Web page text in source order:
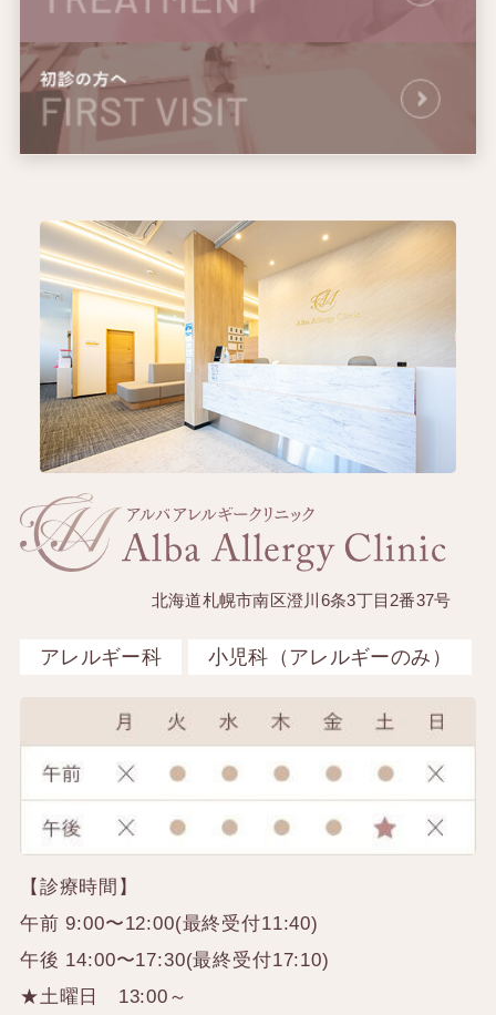
北海道札幌市南区澄川6条3丁目2番37号
アレルギー科 小児科（アレルギーのみ）
【診療時間】
午前 9:00〜12:00(最終受付11:40)
午後 14:00〜17:30(最終受付17:10)
★土曜日 13:00～